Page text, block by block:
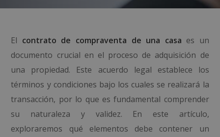
El contrato de compraventa de una casa es un
documento crucial en el proceso de adquisición de
una propiedad. Este acuerdo legal establece los
términos y condiciones bajo los cuales se realizará la
transacción, por lo que es fundamental comprender
su naturaleza y validez. En este artículo,
exploraremos qué elementos debe contener un